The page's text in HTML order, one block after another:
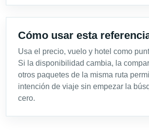
Cómo usar esta
Usa el precio, vuelo y hotel como
Si la disponibilidad cambia, la
otros paquetes de la misma ruta
intención de viaje sin empezar la
cero.